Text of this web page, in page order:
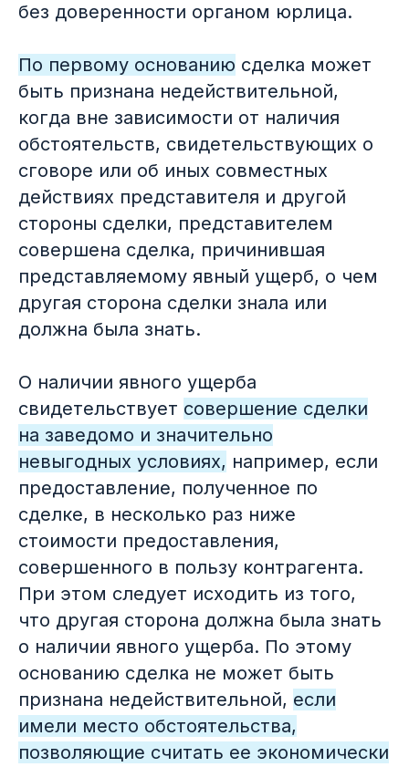
без доверенности органом юрлица.
По первому основанию сделка может
быть признана недействительной,
когда вне зависимости от наличия
обстоятельств, свидетельствующих о
сговоре или об иных совместных
действиях представителя и другой
стороны сделки, представителем
совершена сделка, причинившая
представляемому явный ущерб, о чем
другая сторона сделки знала или
должна была знать.
О наличии явного ущерба
свидетельствует совершение сделки
на заведомо и значительно
невыгодных условиях, например, если
предоставление, полученное по
сделке, в несколько раз ниже
стоимости предоставления,
совершенного в пользу контрагента.
При этом следует исходить из того,
что другая сторона должна была знать
о наличии явного ущерба. По этому
основанию сделка не может быть
признана недействительной, если
имели место обстоятельства,
позволяющие считать ее экономически
Спор о лицензировании товарных
01
Интересные
прецеденты
В этом выпуске